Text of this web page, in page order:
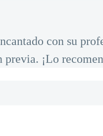
con su
¡Lo